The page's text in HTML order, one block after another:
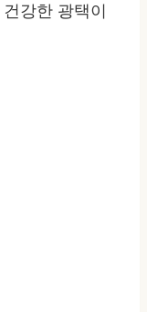
강한 광택이